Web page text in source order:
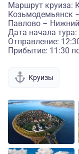
Маршрут круиза:
Козьмодемьянск
Павлово –
Дата начала тура:
Отправление:
Прибытие: 11:30
Круизы